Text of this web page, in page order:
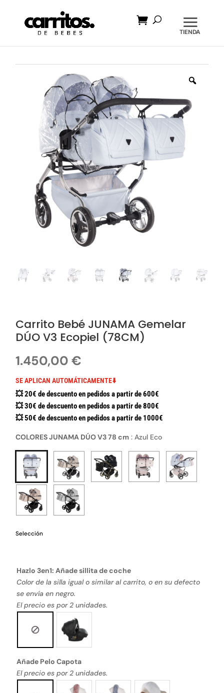
productos
Carrito Bebé JUNAMA Gemelar
DÚO V3 Ecopiel (78CM)
1.450,00€
SE APLICAN AUTOMÁTICAMENTE⬇️
💥 20€ de descuento en pedidos a partir de 600€
💥 30€ de descuento en pedidos a partir de 800€
💥 50€ de descuento en pedidos a partir de 1000€
COLORES JUNAMA DÚO V3 78 cm : Azul Eco
Selección
Hazlo 3en1: Añade sillita de coche
Color de la silla igual o similar al carrito, o en su defecto
se envía en negro.
El precio es por 2 unidades.
Añade Pelo Capota
El precio es por 2 unidades.